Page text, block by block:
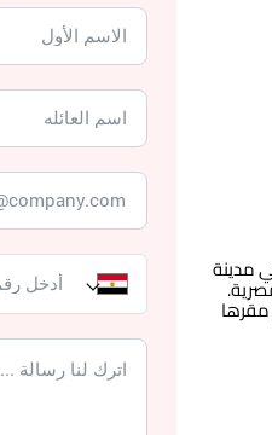
العقاري والمقاولات في جمهورية مصر العربية. تأسست الشركة في عام 2008م في مدينة
مقرها